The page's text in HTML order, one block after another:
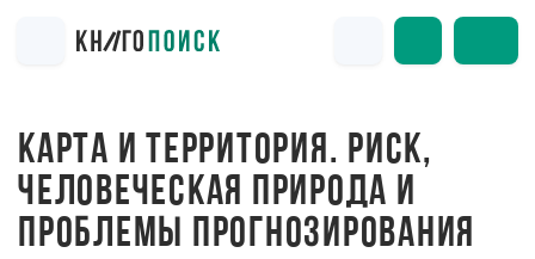
КАРТА И ТЕРРИТОРИЯ. РИСК,
ЧЕЛОВЕЧЕСКАЯ ПРИРОДА И
ПРОБЛЕМЫ ПРОГНОЗИРОВАНИЯ